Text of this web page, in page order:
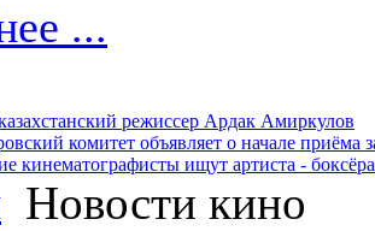
...
режиссер Ардак Амиркулов
комитет объявляет о начале приёма
кинематографисты ищут артиста -
Новости кино